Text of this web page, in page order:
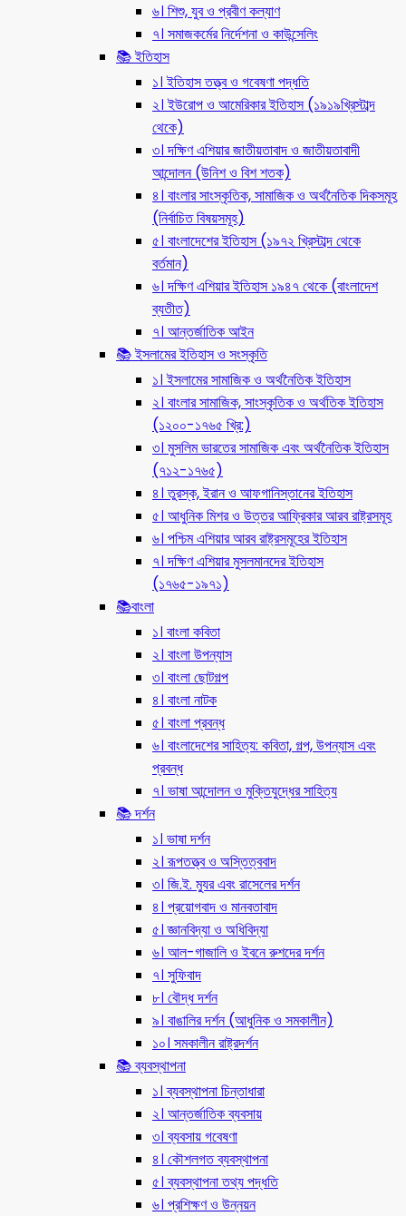
৬। শিশু, যুব ও প্রবীণ কল্যাণ
৭। সমাজকর্মের নির্দেশনা ও কাউন্সেলিং
📚 ইতিহাস
১। ইতিহাস তত্ত্ব ও গবেষণা পদ্ধতি
২। ইউরোপ ও আমেরিকার ইতিহাস (১৯১৯খ্রিস্টাব্দ
থেকে)
৩। দক্ষিণ এশিয়ার জাতীয়তাবাদ ও জাতীয়তাবাদী
আন্দোলন (উনিশ ও বিশ শতক)
৪। বাংলার সাংস্কৃতিক, সামাজিক ও অর্থনৈতিক দিকসমূহ
(নির্বাচিত বিষয়সমূহ)
৫। বাংলাদেশের ইতিহাস (১৯৭২ খ্রিস্টাব্দ থেকে
বর্তমান)
৬। দক্ষিণ এশিয়ার ইতিহাস ১৯৪৭ থেকে (বাংলাদেশ
ব্যতীত)
৭। আন্তর্জাতিক আইন
📚 ইসলামের ইতিহাস ও সংস্কৃতি
১। ইসলামের সামাজিক ও অর্থনৈতিক ইতিহাস
২। বাংলার সামাজিক, সাংস্কৃতিক ও অর্থতিক ইতিহাস
(১২০০-১৭৬৫ খ্রি:)
৩। মুসলিম ভারতের সামাজিক এবং অর্থনৈতিক ইতিহাস
(৭১২-১৭৬৫)
৪। তুরস্ক, ইরান ও আফগানিস্তানের ইতিহাস
৫। আধুনিক মিশর ও উত্তর আফ্রিকার আরব রাষ্ট্রসমূহ
৬। পশ্চিম এশিয়ার আরব রাষ্ট্রসমূহের ইতিহাস
৭। দক্ষিণ এশিয়ার মুসলমানদের ইতিহাস
(১৭৬৫-১৯৭১)
📚বাংলা
১। বাংলা কবিতা
২। বাংলা উপন্যাস
৩। বাংলা ছোটগল্প
৪। বাংলা নাটক
৫। বাংলা প্রবন্ধ
৬। বাংলাদেশের সাহিত্য: কবিতা, গল্প, উপন্যাস এবং
প্রবন্ধ
৭। ভাষা আন্দোলন ও মুক্তিযুদ্ধের সাহিত্য
📚 দর্শন
১। ভাষা দর্শন
২। রূপতত্ত্ব ও অস্তিত্ববাদ
৩। জি.ই. ম্যুর এবং রাসেলের দর্শন
৪। প্রয়োগবাদ ও মানবতাবাদ
৫। জ্ঞানবিদ্যা ও অধিবিদ্যা
৬। আল-গাজালি ও ইবনে রুশদের দর্শন
৭। সুফিবাদ
৮। বৌদ্ধ দর্শন
৯। বাঙালির দর্শন (আধুনিক ও সমকালীন)
১০। সমকালীন রাষ্ট্রদর্শন
📚 ব্যবস্থাপনা
১। ব্যবস্থাপনা চিন্তাধারা
২। আন্তর্জাতিক ব্যবসায়
৩। ব্যবসায় গবেষণা
৪। কৌশলগত ব্যবস্থাপনা
৫। ব্যবস্থাপনা তথ্য পদ্ধতি
৬। প্রশিক্ষণ ও উন্নয়ন